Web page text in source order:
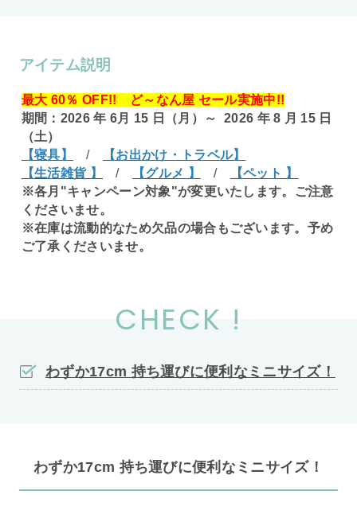
アイテム説明
最大 60％ OFF!! ど～なん屋 セール実施中!!
期間：2026 年 6月 15 日（月）～ 2026 年 8 月 15 日
（土）
【寝具】
/
【お出かけ・トラベル】
【生活雑貨 】
/ 【グルメ 】 /
【ペット 】
※各月"キャンペーン対象"が変更いたします。ご注意
くださいませ。
※在庫は流動的なため欠品の場合もございます。予め
ご了承くださいませ。
CHECK !
わずか17cm 持ち運びに便利なミニサイズ！
わずか17cm 持ち運びに便利なミニサイズ！